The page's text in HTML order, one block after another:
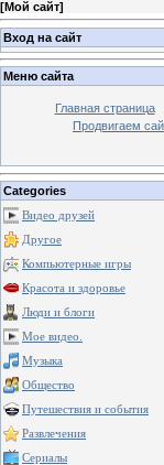
[Мой сайт]
Вход на сайт
Меню сайта
Главная страница
Продвигаем
Categories
Видео друзей
Другое
Компьютерные игры
Красота и здоровье
Люди и блоги
Мое видео.
Музыка
Общество
Путешествия и события
Развлечения
Сериалы